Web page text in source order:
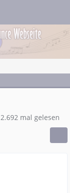
2.692 mal gelesen